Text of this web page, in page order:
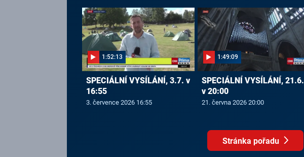
1:52:13
SPECIÁLNÍ VYSÍLÁNÍ, 3.7. v
16:55
3. července 2026 16:55
1:49:09
SPECIÁLNÍ VYSÍLÁNÍ, 21.6.
v 20:00
21. června 2026 20:00
Stránka pořadu